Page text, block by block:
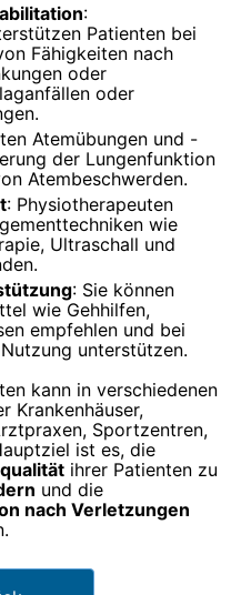
:
Patienten bei
Fähigkeiten nach
oder
oder
Atemübungen und -
der Lungenfunktion
Atembeschwerden.
: Physiotherapeuten
wie
Ultraschall und
: Sie können
wie Gehhilfen,
empfehlen und bei
unterstützen.
kann in verschiedenen
Krankenhäuser,
Sportzentren,
ist es, die
ihrer Patienten zu
und die
nach Verletzungen